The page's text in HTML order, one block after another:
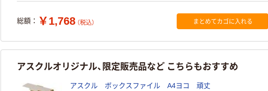
総額： ￥1,768 （税込） まとめてカゴに入れる
アスクルオリジナル、限定販売品など こちらもおすすめ
アスクル ボックスファイル A4ヨコ 頑丈